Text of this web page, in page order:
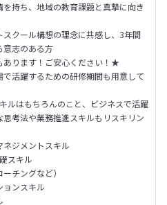
を持ち、地域の教育課題と真摯に向き
スクール構想の理念に共感し、3年間
意志のある方
ります！ご安心ください！★
で活躍するための研修期間も用意して
ルはもちろんのこと、ビジネスで活躍
思考法や業務推進スキルもリスキリン
ネジメントスキル
スキル
チングなど）
ョンスキル